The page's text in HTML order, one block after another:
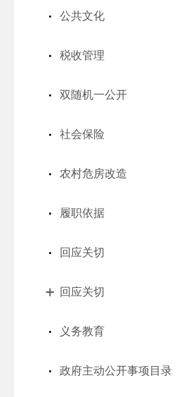
公共文化
税收管理
双随机一公开
社会保险
农村危房改造
履职依据
回应关切
回应关切
义务教育
政府主动公开事项目录